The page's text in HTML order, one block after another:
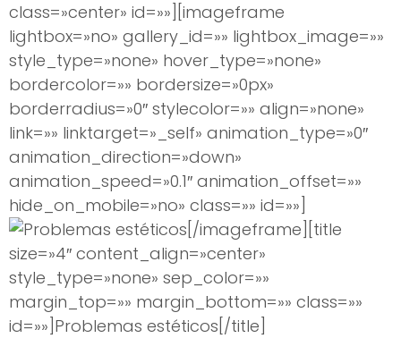
class=»center» id=»»][imageframe
lightbox=»no» gallery_id=»» lightbox_image=»»
style_type=»none» hover_type=»none»
bordercolor=»» bordersize=»0px»
borderradius=»0″ stylecolor=»» align=»none»
link=»» linktarget=»_self» animation_type=»0″
animation_direction=»down»
animation_speed=»0.1″ animation_offset=»»
hide_on_mobile=»no» class=»» id=»»]
[/imageframe][title
size=»4″ content_align=»center»
style_type=»none» sep_color=»»
margin_top=»» margin_bottom=»» class=»»
id=»»]Problemas estéticos[/title]